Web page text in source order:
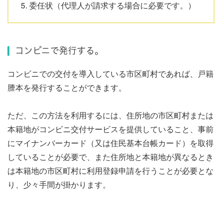
委任状（代理人が請求する場合に必要です。）
コンビニで発行する。
コンビニでの交付を導入している市区町村であれば、戸籍
謄本を発行することができます。
ただ、この方法を利用するには、住所地の市区町村または
本籍地がコンビニ交付サービスを提供していること、事前
にマイナンバーカード（又は住民基本台帳カード）を取得
していることが必要で、また住所地と本籍地が異なるとき
は本籍地の市区町村に利用登録申請を行うことが必要とな
り、少々手間が掛かります。